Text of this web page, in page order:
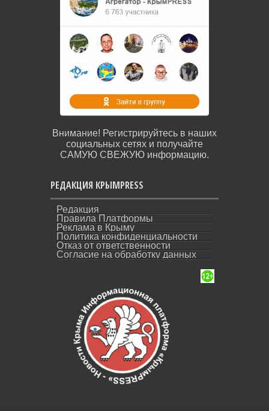
Внимание! Регистрируйтесь в наших
социальных сетях и получайте
САМУЮ СВЕЖУЮ информацию.
РЕДАКЦИЯ КРЫМPRESS
Редакция
Правила Платформы
Реклама в Крыму
Политика конфиденциальности
Отказ от ответственности
Согласие на обработку данных